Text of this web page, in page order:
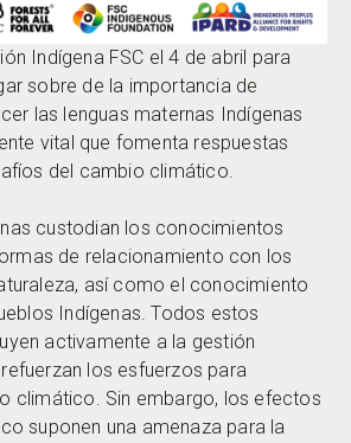
Indígena FSC el 4 de abril para
sobre de la importancia de
las lenguas maternas Indígenas
vital que fomenta respuestas
del cambio climático.
custodian los conocimientos
de relacionamiento con los
así como el conocimiento
Indígenas. Todos estos
activamente a la gestión
los esfuerzos para
climático. Sin embargo, los efectos
suponen una amenaza para la